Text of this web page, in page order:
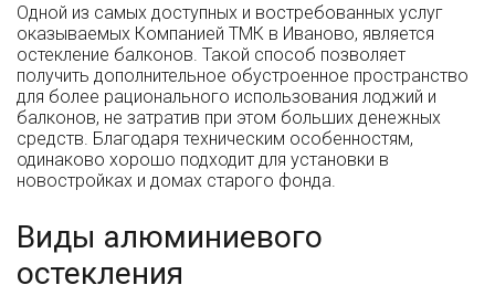
Одной из самых доступных и востребованных услуг
оказываемых Компанией ТМК в Иваново, является
остекление балконов. Такой способ позволяет
получить дополнительное обустроенное пространство
для более рационального использования лоджий и
балконов, не затратив при этом больших денежных
средств. Благодаря техническим особенностям,
одинаково хорошо подходит для установки в
новостройках и домах старого фонда.
Виды алюминиевого
остекления